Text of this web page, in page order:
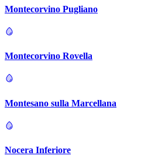
Montecorvino Pugliano
Montecorvino Rovella
Montesano sulla Marcellana
Nocera Inferiore